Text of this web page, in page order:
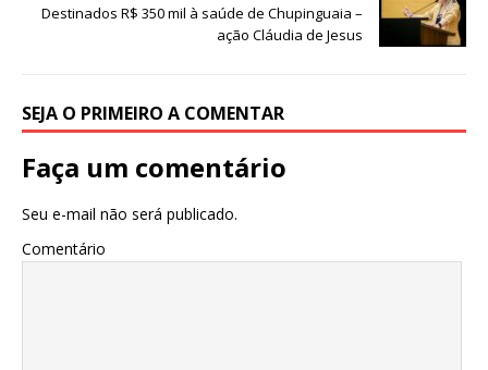
Destinados R$ 350 mil à saúde de Chupinguaia –
ação Cláudia de Jesus
SEJA O PRIMEIRO A COMENTAR
Faça um comentário
Seu e-mail não será publicado.
Comentário